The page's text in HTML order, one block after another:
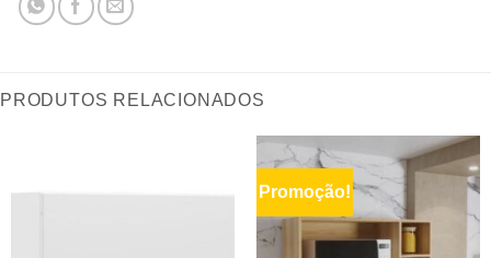
PRODUTOS RELACIONADOS
Promoção!